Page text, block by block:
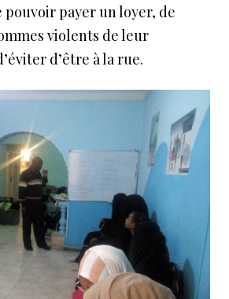
pouvoir payer un loyer, de
violents de leur
d’être à la rue.